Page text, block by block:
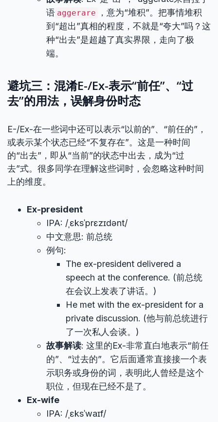
语 aggerare
，意为“堆积”。把事情堆积
到“超出”真相的程度，不就是“夸大”吗？这
种“出去”是超越了真实界限，走向了极
端。
避坑三：混淆E-/Ex-表示“前任”、“过
去”的用法，误解身份时态
E-/Ex-在一些词中还可以表示“以前的”、“前任的”，
或表示某个状态已经“不复存在”。这是一种时间
的“出去”，即从“当前”的状态中出去，成为“过
去”式。很多同学在理解这些词时，会忽略这种时间
上的维度。
Ex-president
IPA: /ˌɛksˈprɛzɪdənt/
中文意思: 前总统
例句:
The ex-president delivered a
speech at the conference. (前总统
在会议上发表了讲话。)
He met with the ex-president for a
private discussion. (他与前总统进行
了一次私人会谈。)
故事解读: 这里的Ex-非常直白地表示“前任
的”、“过去的”。它后面通常直接接一个表
示职务或身份的词，表明此人曾经是这个
职位，但现在已经不是了。
Ex-wife
IPA: /ˌɛksˈwaɪf/